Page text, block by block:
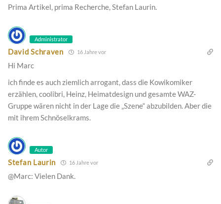
Prima Artikel, prima Recherche, Stefan Laurin.
Administrator
David Schraven 16 Jahre vor
Hi Marc
ich finde es auch ziemlich arrogant, dass die Kowikomiker
erzählen, coolibri, Heinz, Heimatdesign und gesamte WAZ-
Gruppe wären nicht in der Lage die „Szene“ abzubilden. Aber die
mit ihrem Schnöselkrams.
Autor
Stefan Laurin 16 Jahre vor
@Marc: Vielen Dank.